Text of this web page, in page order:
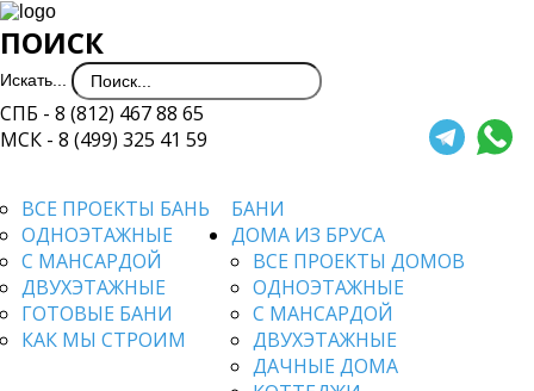
ПОИСК
Искать...
СПБ - 8 (812) 467 88 65
МСК - 8 (499) 325 41 59
БАНИ
ВСЕ ПРОЕКТЫ БАНЬ
ОДНОЭТАЖНЫЕ
С МАНСАРДОЙ
ДВУХЭТАЖНЫЕ
ГОТОВЫЕ БАНИ
КАК МЫ СТРОИМ
ДОМА ИЗ БРУСА
ВСЕ ПРОЕКТЫ ДОМОВ
ОДНОЭТАЖНЫЕ
С МАНСАРДОЙ
ДВУХЭТАЖНЫЕ
ДАЧНЫЕ ДОМА